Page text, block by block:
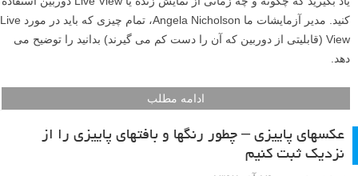
(Freeze – ثابت کردن حرکت – ثبت قطره های آب) می پردازیم و راه هایی
برای نشان دادن قدرت و جزئیات موج پیشنهاد می کنیم و بعد تنظیمات
مناسب دوربین برای عکاسی از آبشار و آبهای شناور را می گوییم.
ادامه مطلب
نمایش زنده یا Live View: چطور از آن در هر دوربینی
استفاده کنید، و چه موقع از آن استفاده نکنید